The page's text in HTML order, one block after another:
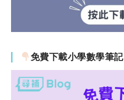
免費下載小學數學筆記